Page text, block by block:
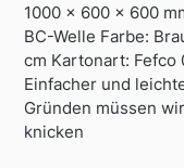
1000 x 600 x 600
BC-Welle Farbe:
cm Kartonart: Fefco
Einfacher und
Gründen müssen
knicken